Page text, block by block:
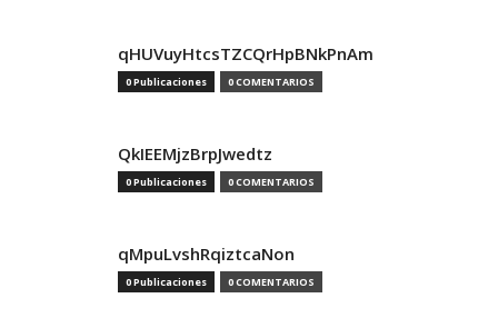
qHUVuyHtcsTZCQrHpBNkPnAm
0 Publicaciones 0 COMENTARIOS
QkIEEMjzBrpJwedtz
0 Publicaciones 0 COMENTARIOS
qMpuLvshRqiztcaNon
0 Publicaciones 0 COMENTARIOS